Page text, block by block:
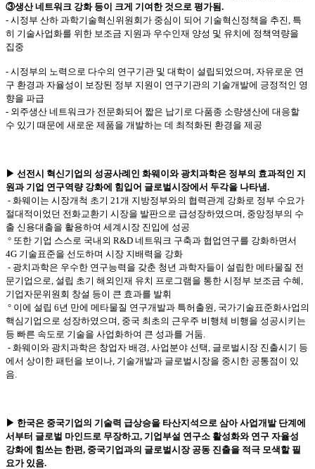
③생산 네트워크 강화 등이 크게 기여한 것으로 평가됨.
- 시정부 산하 과학기술혁신위원회가 중심이 되어 기술혁신정책을 추진, 특
히 기술사업화를 위한 보조금 지원과 우수인재 양성 및 유치에 정책역량을
집중
- 시정부의 노력으로 다수의 연구기관 및 대학이 설립되었으며, 자유로운 연
구 환경과 자율성이 보장된 정부 지원이 연구기관의 기술개발에 긍정적인 영
향을 파급
- 외주생산 네트워크가 전문화되어 짧은 납기로 다품종 소량생산에 대응할
수 있기 때문에 새로운 제품을 개발하는 데 최적화된 환경을 제공
▶ 선전시 혁신기업의 성공사례인 화웨이와 광치과학은 정부의 효과적인 지
원과 기업 연구역량 강화에 힘입어 글로벌시장에서 두각을 나타냄.
- 화웨이는 시장개척 초기 21개 지방정부와의 협력관계 강화로 정부 수요가
절대적이었던 전화교환기 시장을 발판으로 급성장하였으며, 중앙정부의 수
출 신용대출을 활용하여 세계시장 진입에 성공
° 또한 기업 스스로 국내외 R&D 네트워크 구축과 협업연구를 강화하면서
4G 기술표준을 선도하며 시장 지배력을 강화
- 광치과학은 우수한 연구능력을 갖춘 청년 과학자들이 설립한 메타물질 전
문기업으로, 설립 초기 해외인재 유치 프로그램을 통한 시정부 보조금 수혜,
기업자문위원회 창설 등이 큰 효과를 발휘
° 이에 설립 6년 만에 메타물질 연구개발과 특허출원, 국가기술표준화사업의
핵심기업으로 성장하였으며, 중국 최초의 근우주 비행체 비행을 성공시키는
등 빠른 속도로 기술을 사업화하여 큰 성과를 거둠.
- 화웨이와 광치과학은 창업자 배경, 사업분야 선택, 글로벌시장 진출시기 등
에서 상이한 패턴을 보이나, 기술개발과 글로벌시장을 중시한 공통점이 있
음.
▶ 한국은 중국기업의 기술력 급상승을 타산지석으로 삼아 사업개발 단계에
서부터 글로벌 마인드로 무장하고, 기업부설 연구소 활성화와 연구 자율성
강화에 힘쓰는 한편, 중국기업과의 글로벌시장 공동 진출을 적극 모색할 필
요가 있음.